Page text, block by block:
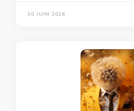
30 JUIN 2026